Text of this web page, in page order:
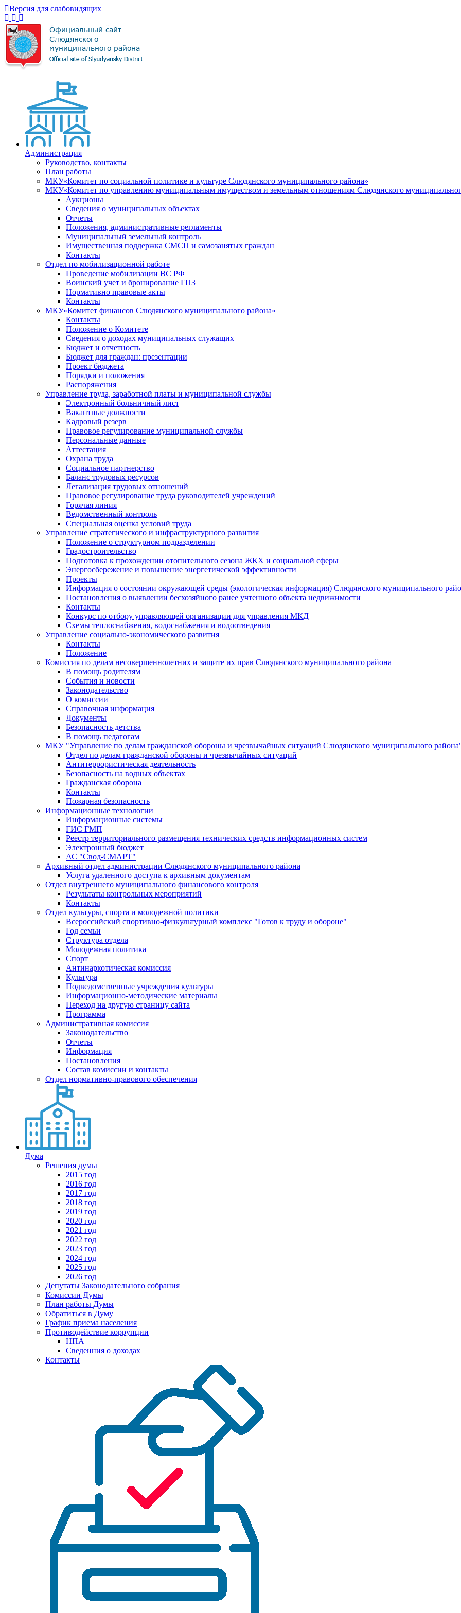
Версия для слабовидящих
Администрация
Руководство, контакты
План работы
МКУ«Комитет по социальной политике и культуре Слюдянского муниципального района»
МКУ«Комитет по управлению муниципальным имуществом и земельным отношениям Слюдянского
Аукционы
Сведения о муниципальных объектах
Отчеты
Положения, административные регламенты
Муниципальный земельный контроль
Имущественная поддержка СМСП и самозанятых граждан
Контакты
Отдел по мобилизационной работе
Проведение мобилизации ВС РФ
Воинский учет и бронирование ГПЗ
Нормативно правовые акты
Контакты
МКУ«Комитет финансов Слюдянского муниципального района»
Контакты
Положение о Комитете
Сведения о доходах муниципальных служащих
Бюджет и отчетность
Бюджет для граждан: презентации
Проект бюджета
Порядки и положения
Распоряжения
Управление труда, заработной платы и муниципальной службы
Электронный больничный лист
Вакантные должности
Кадровый резерв
Правовое регулирование муниципальной службы
Персональные данные
Аттестация
Охрана труда
Социальное партнерство
Баланс трудовых ресурсов
Легализация трудовых отношений
Правовое регулирование труда руководителей учреждений
Горячая линия
Ведомственный контроль
Специальная оценка условий труда
Управление стратегического и инфраструктурного развития
Положение о структурном подразделении
Градостроительство
Подготовка к прохождении отопительного сезона ЖКХ и социальной сферы
Энергосбережение и повышение энергетической эффективности
Проекты
Информация о состоянии окружающей среды (экологическая информация) Слюдянского муниципального
Постановления о выявлении бесхозяйного ранее учтенного объекта недвижимости
Контакты
Конкурс по отбору управляющей организации для управления МКД
Схемы теплоснабжения, водоснабжения и водоотведения
Управление социально-экономического развития
Контакты
Положение
Комиссия по делам несовершеннолетних и защите их прав Слюдянского муниципального района
В помощь родителям
События и новости
Законодательство
О комиссии
Справочная информация
Документы
Безопасность детства
В помощь педагогам
МКУ "Управление по делам гражданской обороны и чрезвычайных ситуаций Слюдянского муниципального
Отдел по делам гражданской обороны и чрезвычайных ситуаций
Антитеррористическая деятельность
Безопасность на водных объектах
Гражданская оборона
Контакты
Пожарная безопасность
Информационные технологии
Информационные системы
ГИС ГМП
Реестр территориального размещения технических средств информационных систем
Электронный бюджет
АС "Свод-СМАРТ"
Архивный отдел администрации Слюдянского муниципального района
Услуга удаленного доступа к архивным документам
Отдел внутреннего муниципального финансового контроля
Результаты контрольных мероприятий
Контакты
Отдел культуры, спорта и молодежной политики
Всероссийский спортивно-физкультурный комплекс "Готов к труду и обороне"
Год семьи
Структура отдела
Молодежная политика
Спорт
Антинаркотическая комиссия
Культура
Подведомственные учреждения культуры
Информационно-методические материалы
Переход на другую страницу сайта
Программа
Административная комиссия
Законодательство
Отчеты
Информация
Постановления
Состав комиссии и контакты
Отдел нормативно-правового обеспечения
Дума
Решения думы
2015 год
2016 год
2017 год
2018 год
2019 год
2020 год
2021 год
2022 год
2023 год
2024 год
2025 год
2026 год
Депутаты Законодательного собрания
Комиссии Думы
План работы Думы
Обратиться в Думу
График приема населения
Противодействие коррупции
НПА
Сведенния о доходах
Контакты